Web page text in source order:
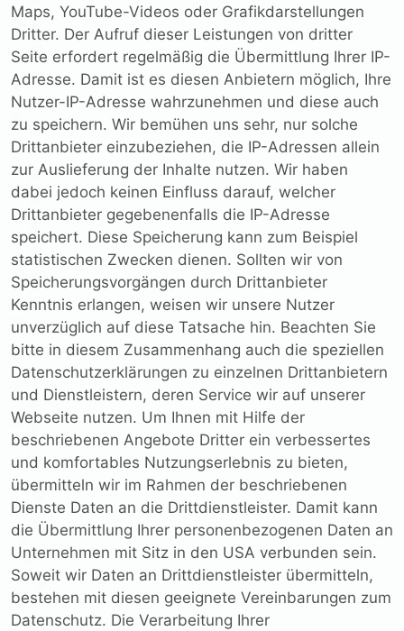
Maps, YouTube-Videos oder Grafikdarstellungen
Dritter. Der Aufruf dieser Leistungen von dritter
Seite erfordert regelmäßig die Übermittlung Ihrer IP-
Adresse. Damit ist es diesen Anbietern möglich, Ihre
Nutzer-IP-Adresse wahrzunehmen und diese auch
zu speichern. Wir bemühen uns sehr, nur solche
Drittanbieter einzubeziehen, die IP-Adressen allein
zur Auslieferung der Inhalte nutzen. Wir haben
dabei jedoch keinen Einfluss darauf, welcher
Drittanbieter gegebenenfalls die IP-Adresse
speichert. Diese Speicherung kann zum Beispiel
statistischen Zwecken dienen. Sollten wir von
Speicherungsvorgängen durch Drittanbieter
Kenntnis erlangen, weisen wir unsere Nutzer
unverzüglich auf diese Tatsache hin. Beachten Sie
bitte in diesem Zusammenhang auch die speziellen
Datenschutzerklärungen zu einzelnen Drittanbietern
und Dienstleistern, deren Service wir auf unserer
Webseite nutzen. Um Ihnen mit Hilfe der
beschriebenen Angebote Dritter ein verbessertes
und komfortables Nutzungserlebnis zu bieten,
übermitteln wir im Rahmen der beschriebenen
Dienste Daten an die Drittdienstleister. Damit kann
die Übermittlung Ihrer personenbezogenen Daten an
Unternehmen mit Sitz in den USA verbunden sein.
Soweit wir Daten an Drittdienstleister übermitteln,
bestehen mit diesen geeignete Vereinbarungen zum
Datenschutz. Die Verarbeitung Ihrer